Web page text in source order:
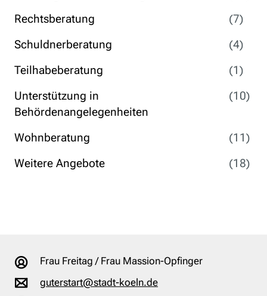
Rechtsberatung
(7)
Schuldnerberatung
(4)
Teilhabeberatung
(1)
Unterstützung in
Behördenangelegenheiten
(10)
Wohnberatung
(11)
Weitere Angebote
(18)
Frau Freitag / Frau Massion-Opfinger
guterstart@stadt-koeln.de